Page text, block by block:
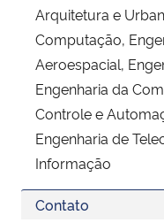
Arquitetura e
Computação,
Aeroespacial,
Engenharia da
Controle e
Engenharia de
Informação
Contato